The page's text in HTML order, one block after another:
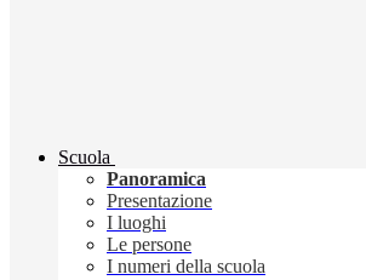
Scuola
Panoramica
Presentazione
I luoghi
Le persone
I numeri della scuola